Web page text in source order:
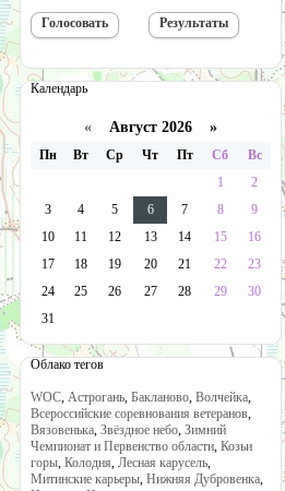
Календарь
« Август 2026 »
Пн Вт Ср Чт Пт Сб
Вс
1
2
3
4 5 6 7 8
9
10
11 12 13 14 15
16
17
18 19 20 21 22
23
24
25 26 27 28 29
30
31
Облако тегов
WOC, Астрогань, Бакланово, Волчейка,
Всероссийские соревнования ветеранов,
Вязовенька, Звёздное небо, Зимний
Чемпионат и Первенство области, Козьи
горы, Колодня, Лесная карусель,
Митинские карьеры, Нижняя Дубровенка,